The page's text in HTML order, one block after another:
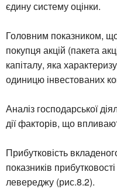
єдину систему оцінки.
Головним показником,
покупця акцій (пакета
капіталу, яка
одиницю інвестованих
Аналіз господарської
дії факторів, що
Прибутковість
показників
левереджу (рис.8.2).